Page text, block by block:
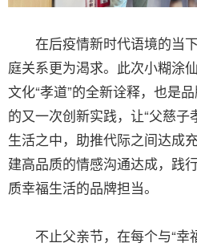
在后疫情新时代语境的当
庭关系更为渴求。此次小糊涂
文化“孝道”的全新诠释，也是
的又一次创新实践，让“父慈子
生活之中，助推代际之间达成
建高品质的情感沟通达成，践
质幸福生活的品牌担当。
不止父亲节，在每个与“幸